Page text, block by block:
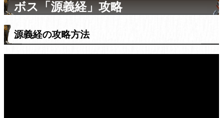
ボス「源義経」攻略
源義経の攻略方法